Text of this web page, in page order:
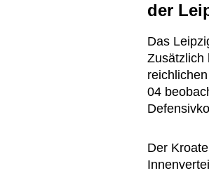
der
Das
Zusätzlich
04
Der